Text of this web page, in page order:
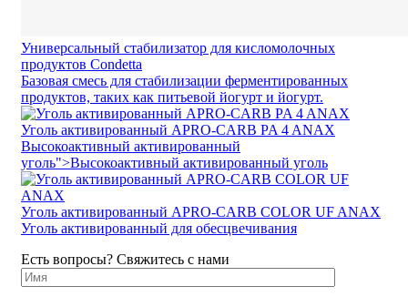
Универсальный стабилизатор для кисломолочных
продуктов Condetta
Базовая смесь для стабилизации ферментированных
продуктов, таких как питьевой йогурт и йогурт.
Уголь активированный APRO-CARB PA 4 ANAX
Высокоактивный активированный
уголь">Высокоактивный активированный уголь
Уголь активированный APRO-CARB COLOR UF ANAX
Уголь активированный для обесцвечивания
Есть вопросы? Свяжитесь с нами